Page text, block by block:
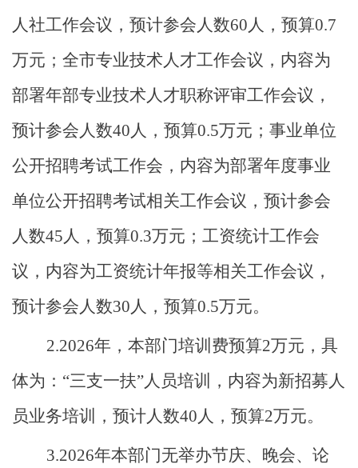
人社工作会议 ，预计参会人数60 人，预算0.7
万元； 全市专业技术人才工作会议 ，内容为
部署年部专业技术人才职称评审工作会议 ，
预计参会人数40 人，预算0.5万元；事业单位
公开招聘考试工作会， 内容为部署年度事业
单位公开招聘考试相关工作会议， 预计参会
人数45 人，预算0.3万元 ；工资统计工作会
议，内容为工资统计年报等相关工作会议，
预计参会人数30人，预算0.5万元。
2.2026年，本部门培训费预算2万元，具
体为： “三支一扶”人员培训，内容为新招募人
员业务培训，预计人数40人，预算2万元。
3.2026年本部门无举办节庆、晚会、论